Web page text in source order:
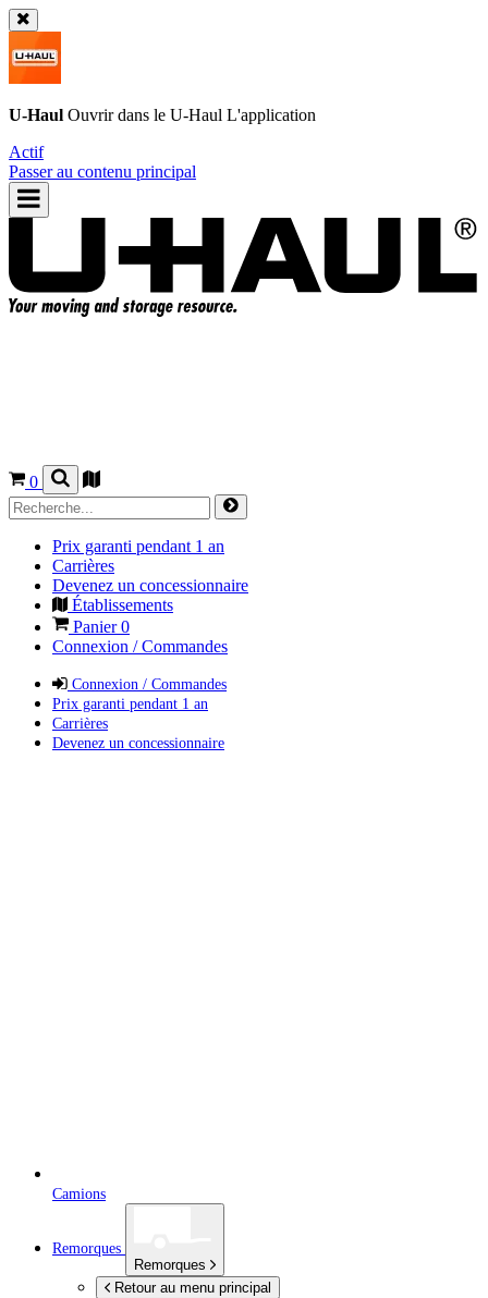
U-Haul Ouvrir dans le U-Haul L'application
Actif
Passer au contenu principal
0
Prix garanti pendant 1 an
Carrières
Devenez un concessionnaire
Établissements
Panier0
Connexion / Commandes
Connexion / Commandes
Prix garanti pendant 1 an
Carrières
Devenez un concessionnaire
Camions
Remorques
Remorques
Retour au menu principal